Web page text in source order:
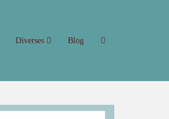
Diverses Blog